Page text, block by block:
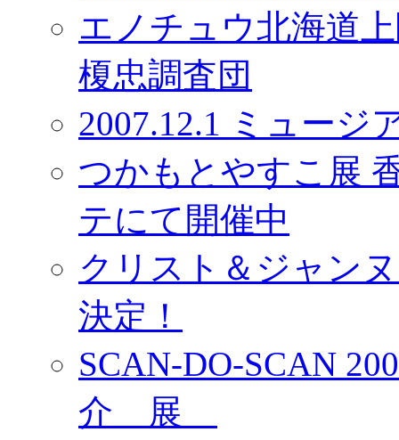
エノチュウ北海道
榎忠調査団
2007.12.1 ミュージ
つかもとやすこ展
テにて開催中
クリスト＆ジャン
決定！
SCAN-DO-SCAN
介 展